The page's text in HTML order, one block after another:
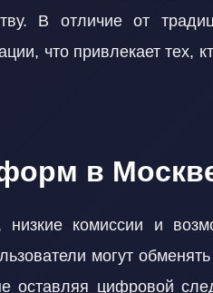
В отличие от
что привлекает тех,
в
комиссии и
могут
оставляя цифровой